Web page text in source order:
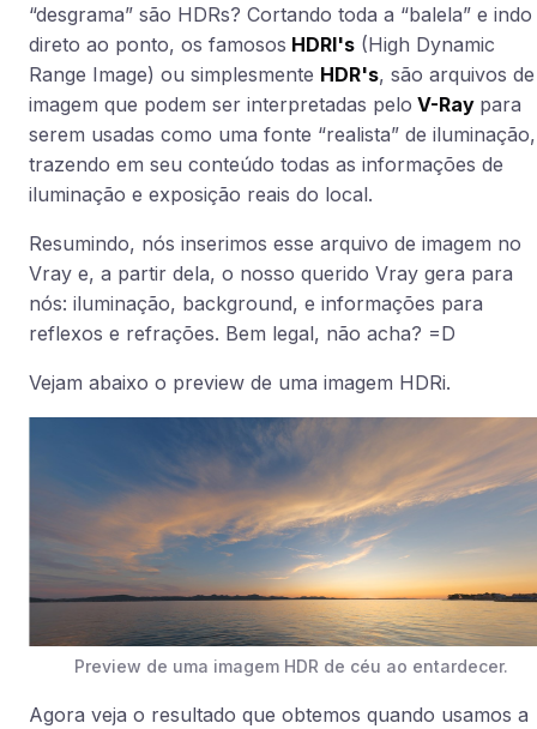
“desgrama” são HDRs? Cortando toda a “balela” e indo
direto ao ponto, os famosos HDRI's (High Dynamic
Range Image) ou simplesmente HDR's, são arquivos de
imagem que podem ser interpretadas pelo V-Ray para
serem usadas como uma fonte “realista” de iluminação,
trazendo em seu conteúdo todas as informações de
iluminação e exposição reais do local.
Resumindo, nós inserimos esse arquivo de imagem no
Vray e, a partir dela, o nosso querido Vray gera para
nós: iluminação, background, e informações para
reflexos e refrações. Bem legal, não acha? =D
Vejam abaixo o preview de uma imagem HDRi.
Preview de uma imagem HDR de céu ao entardecer.
Agora veja o resultado que obtemos quando usamos a